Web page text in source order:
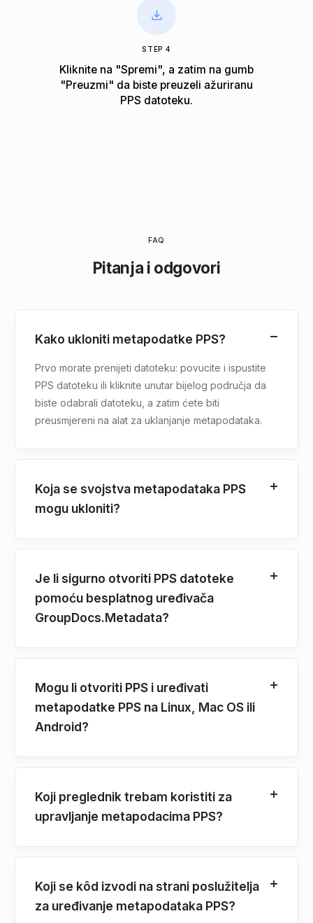
STEP 4
Kliknite na "Spremi", a zatim na gumb
"Preuzmi" da biste preuzeli ažuriranu
PPS datoteku.
FAQ
Pitanja i odgovori
Kako ukloniti metapodatke PPS?
Prvo morate prenijeti datoteku: povucite i ispustite
PPS datoteku ili kliknite unutar bijelog područja da
biste odabrali datoteku, a zatim ćete biti
preusmjereni na alat za uklanjanje metapodataka.
Koja se svojstva metapodataka PPS
mogu ukloniti?
Je li sigurno otvoriti PPS datoteke
pomoću besplatnog uređivača
GroupDocs.Metadata?
Mogu li otvoriti PPS i uređivati
metapodatke PPS na Linux, Mac OS ili
Android?
Koji preglednik trebam koristiti za
upravljanje metapodacima PPS?
Koji se kôd izvodi na strani poslužitelja
za uređivanje metapodataka PPS?